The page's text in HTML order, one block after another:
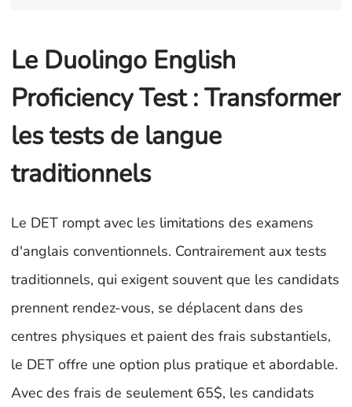
Le Duolingo English
Proficiency Test : Transformer
les tests de langue
traditionnels
Le DET rompt avec les limitations des examens
d'anglais conventionnels. Contrairement aux tests
traditionnels, qui exigent souvent que les candidats
prennent rendez-vous, se déplacent dans des
centres physiques et paient des frais substantiels,
le DET offre une option plus pratique et abordable.
Avec des frais de seulement 65$, les candidats